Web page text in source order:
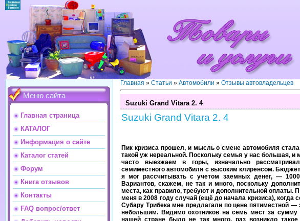
Меню сайта
Главная страница
КАТАЛОГ
Информация о сайте
Каталог статей
Форум
Книга отзывов
Контакты
FAQ вопрос/ответ
Главная » Статьи » Автомобили » Отзывы автовладельцев
Suzuki Grand Vitara 2. 4
Suzuki Grand Vitara 2. 4
Пик кризиса прошел, и мысль о смене автомобиля стала
такой уж нереальной. Поскольку семья у нас большая, и
часто выезжаем в горы, изначально
семиместного автомобиля с высоким клиренсом.
я мог рассчитывать с учетом заемных денег, —
Вариантов, скажем, не так и много, поскольку
места, как правило, требуют и дополнительной оплаты.
меня в 2008 году случай (ещё до начала кризиса), когда
Субару Трибека мне предлагали по цене пятиместной —
небольшим. Видимо охотников на семь мест за сумму
нашей стране было не так много, раз возникло такое